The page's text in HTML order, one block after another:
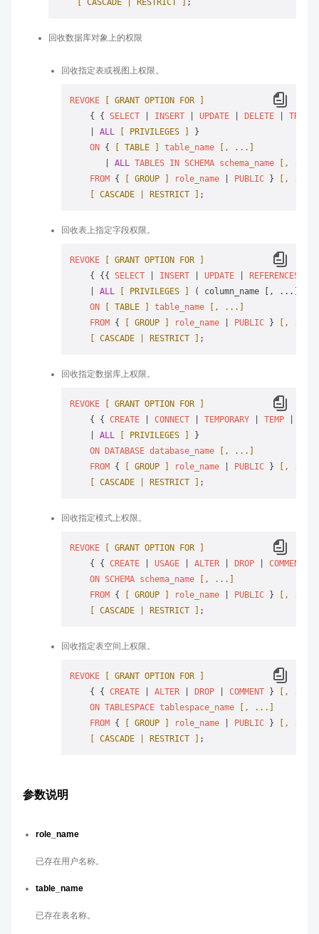
[ CASCADE | RESTRICT ]
回收数据库对象上的权限
回收指定表或视图上权限。
REVOKE
[ GRANT OPTION FOR ]
    { {
SELECT INSERT UPDATE DELETE
ALL [ PRIVILEGES ]
}
ON { [ TABLE ] table_name
[, ...]
ALL TABLES IN SCHEMA schema_name [, ...]
FROM { [ GROUP ] role_name PUBLIC }
[, ...]
[ CASCADE | RESTRICT ]
回收表上指定字段权限。
REVOKE
[ GRANT OPTION FOR ]
    { {{
SELECT INSERT UPDATE REFERENCES
ALL [ PRIVILEGES ]
( column_name [, ...] ) }
ON
[ TABLE ] table_name
[, ...]
FROM { [ GROUP ] role_name PUBLIC }
[, ...]
[ CASCADE | RESTRICT ]
回收指定数据库上权限。
REVOKE
[ GRANT OPTION FOR ]
    { {
CREATE CONNECT TEMPORARY TEMP
ALL [ PRIVILEGES ]
}
ON
DATABASE database_name
[, ...]
FROM { [ GROUP ] role_name PUBLIC }
[, ...]
[ CASCADE | RESTRICT ]
回收指定模式上权限。
REVOKE
[ GRANT OPTION FOR ]
    { {
CREATE USAGE ALTER DROP COMMENT
ON SCHEMA schema_name
[, ...]
FROM { [ GROUP ] role_name PUBLIC }
[, ...]
[ CASCADE | RESTRICT ]
回收指定表空间上权限。
REVOKE
[ GRANT OPTION FOR ]
    { {
CREATE ALTER DROP COMMENT } [, ...]
ON TABLESPACE tablespace_name
[, ...]
FROM { [ GROUP ] role_name PUBLIC }
[, ...]
[ CASCADE | RESTRICT ]
参数说明
role_name
已存在用户名称。
table_name
已存在表名称。